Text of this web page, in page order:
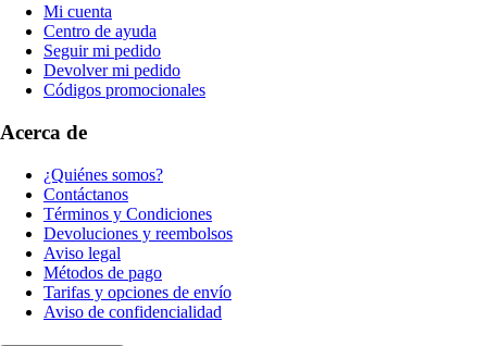
Mi cuenta
Centro de ayuda
Seguir mi pedido
Devolver mi pedido
Códigos promocionales
Acerca de
¿Quiénes somos?
Contáctanos
Términos y Condiciones
Devoluciones y reembolsos
Aviso legal
Métodos de pago
Tarifas y opciones de envío
Aviso de confidencialidad